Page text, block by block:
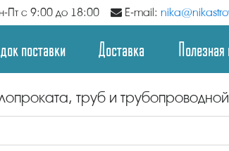
Пт с 9:00 до 18:00 E-mail:
поставки Доставка
труб и